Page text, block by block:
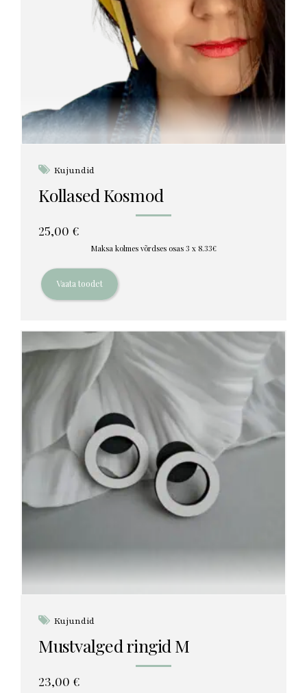
Kujundid
Kollased Kosmod
25,00 €
Maksa kolmes võrdses osas 3 x 8.33€
Vaata toodet
Kujundid
Mustvalged ringid M
23,00 €